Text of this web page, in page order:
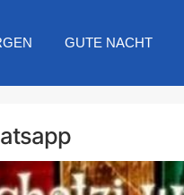
GUTE NACHT